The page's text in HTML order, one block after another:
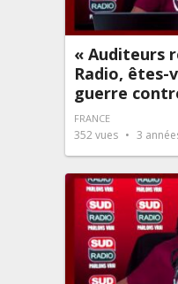
« Auditeurs
Radio, êtes-
guerre
FRANCE
352vues 3